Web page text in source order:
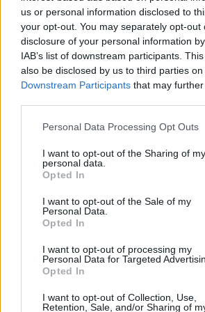
us or personal information disclosed to
your opt-out. You may separately opt-out
disclosure of your personal information
IAB’s list of downstream participants.
also be disclosed by us to third parties on
Downstream Participants that may
Personal Data Processing Opt Outs
I want to opt-out of the Sharing of my
personal data.
Opted In
I want to opt-out of the Sale of my
Personal Data.
Opted In
I want to opt-out of processing my
Personal Data for Targeted
Opted In
I want to opt-out of Collection, Use,
Retention, Sale, and/or Sharing of
aussi
dans une liaison texte – image...)
On peut parler d’une culture de
notamment à propos des couleurs,
leurs nuances, de la Densité des
93-94,
L’observation des ombres
1754-1755 (pensez à leur emploi
Impressionnistes) Cf.p.42
Définition au 18ème siècle de
lumière, notamment selon Newton
P.95 §.24
massique émis par une source de
rayonnement,
le soleil ou la flamme d’une
d’énergie massique ou photons
l’énergie en excès Cf.p11
La connaissance du monde des
processus d’intégration des valeurs